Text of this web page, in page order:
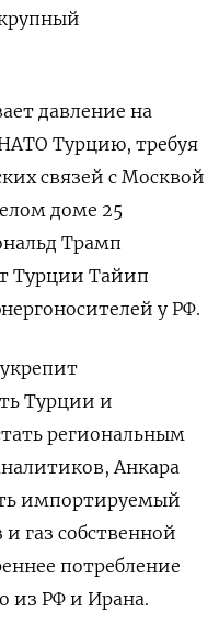
давление на
Турцию, требуя
связей с Москвой
доме 25
Трамп
Турции Тайип
у РФ.
Турции и
региональным
Анкара
импортируемый
газ собственной
потребление
из РФ и Ирана.